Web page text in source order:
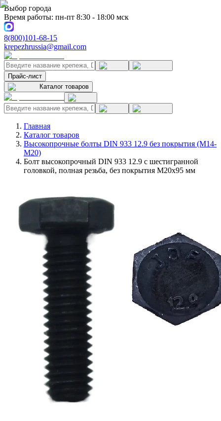
Выбор города
Время работы: пн-пт 8:30 - 18:00 мск
8(800)101-68-15
krepezhrussia@gmail.com
Прайс-лист
Каталог товаров
Главная
Каталог товаров
Высокопрочные болты DIN 933 12.9 без покрытия (M14-
M20)
Болт высокопрочный DIN 933 12.9 с шестигранной
головкой, полная резьба, без покрытия M20x95 мм